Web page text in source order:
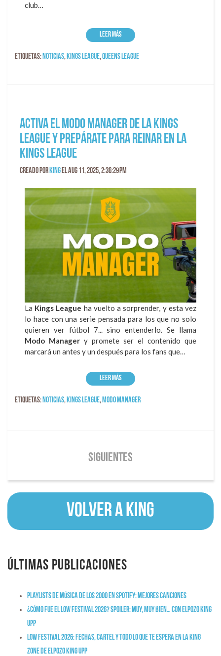
club…
Leer más
Etiquetas: Noticias, kings league,Queens League
Activa el Modo Manager de la Kings
League y prepárate para reinar en la
Kings League
Creado por King el Aug 11, 2025, 2:36:29 PM
La Kings League ha vuelto a sorprender, y esta vez
lo hace con una serie pensada para los que no solo
quieren ver fútbol 7... sino entenderlo. Se llama
Modo Manager y promete ser el contenido que
marcará un antes y un después para los fans que…
Leer más
Etiquetas: Noticias, kings league, Modo Manager
Siguientes
Volver a KING
Últimas publicaciones
Playlists de música de los 2000 en Spotify: mejores canciones
¿Cómo fue el Low Festival 2026? Spoiler: muy, muy bien… con ElPozo King
Upp
Low Festival 2026: fechas, cartel y todo lo que te espera en la King
Zone de ElPozo King Upp